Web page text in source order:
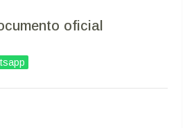
oficial